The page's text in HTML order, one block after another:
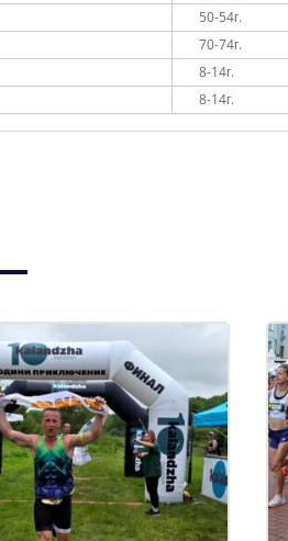
50-54г.
70-74г.
8-14г.
8-14г.